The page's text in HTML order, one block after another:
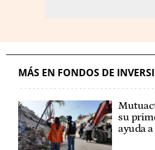
MÁS EN FONDOS DE
su
ayuda